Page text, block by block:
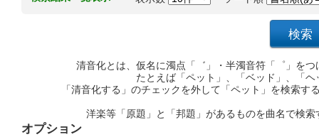
清音化とは、仮名に濁点「゛」・半濁音符「゜」を
たとえば「ペット」、「ベッド」、「
「清音化する」のチェックを外して「ペット」を検索
洋楽等「原題」と「邦題」があるものを曲名で検
オプション